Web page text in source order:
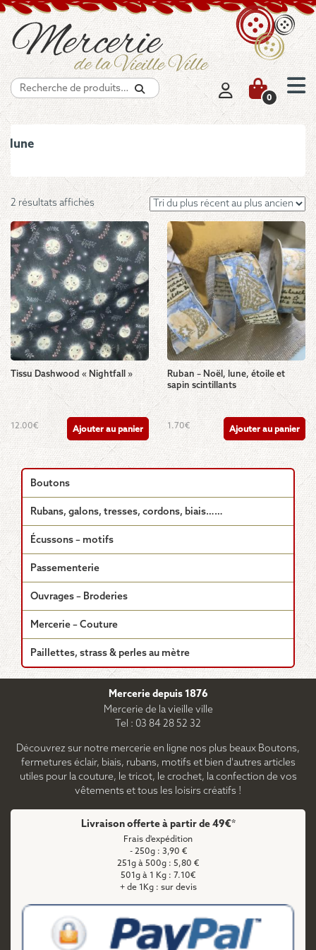
Recherche
0
lune
2 résultats affichés Trié
du
plus
récent
au
plus
ancien
Tissu Dashwood « Nightfall »
12.00€ Ajouter au panier
Ruban – Noël, lune, étoile et
sapin scintillants
1.70€ Ajouter au panier
Boutons
Rubans, galons, tresses, cordons, biais……
Écussons – motifs
Passementerie
Ouvrages – Broderies
Mercerie – Couture
Paillettes, strass & perles au mètre
Mercerie depuis 1876
Mercerie de la vieille ville
Tel : 03 84 28 52 32
Découvrez sur notre mercerie en ligne nos plus beaux Boutons,
fermetures éclair, biais, rubans, motifs et bien d'autres articles
utiles pour la couture, le tricot, le crochet, la confection de vos
vêtements et tous les loisirs créatifs !
Livraison offerte à partir de 49€*
Frais d'expédition
- 250g : 3,90 €
251g à 500g : 5,80 €
501g à 1 Kg : 7.10€
+ de 1Kg : sur devis